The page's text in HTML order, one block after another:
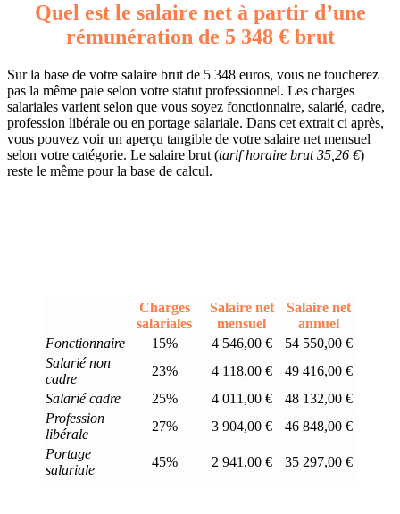
Quel est le salaire net à partir d’une
rémunération de 5 348 € brut
Sur la base de votre salaire brut de 5 348 euros, vous ne toucherez
pas la même paie selon votre statut professionnel. Les charges
salariales varient selon que vous soyez fonctionnaire, salarié, cadre,
profession libérale ou en portage salariale. Dans cet extrait ci après,
vous pouvez voir un aperçu tangible de votre salaire net mensuel
selon votre catégorie. Le salaire brut (tarif horaire brut 35,26 €)
reste le même pour la base de calcul.
Charges
salariales
Salaire net
mensuel
Salaire net
annuel
Fonctionnaire
15% 4 546,00 €
54 550,00 €
Salarié non
cadre
23% 4 118,00 €
49 416,00 €
Salarié cadre
25% 4 011,00 €
48 132,00 €
Profession
libérale
27% 3 904,00 €
46 848,00 €
Portage
salariale
45% 2 941,00 € 35 297,00 €